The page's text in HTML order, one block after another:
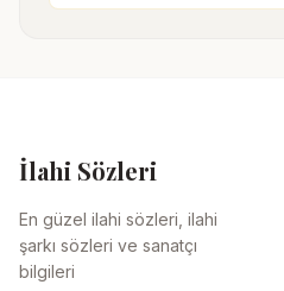
İlahi Sözleri
En güzel ilahi sözleri, ilahi
şarkı sözleri ve sanatçı
bilgileri